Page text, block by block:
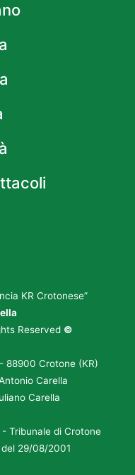
KR Crotonese”
Reserved ©
88900 Crotone (KR)
Carella
Carella
Tribunale di Crotone
del 29/08/2001